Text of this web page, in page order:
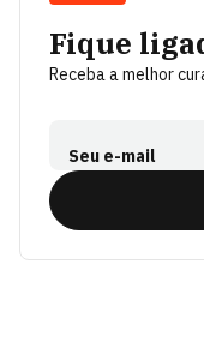
Fique
Receba a melhor
Seu e-mail